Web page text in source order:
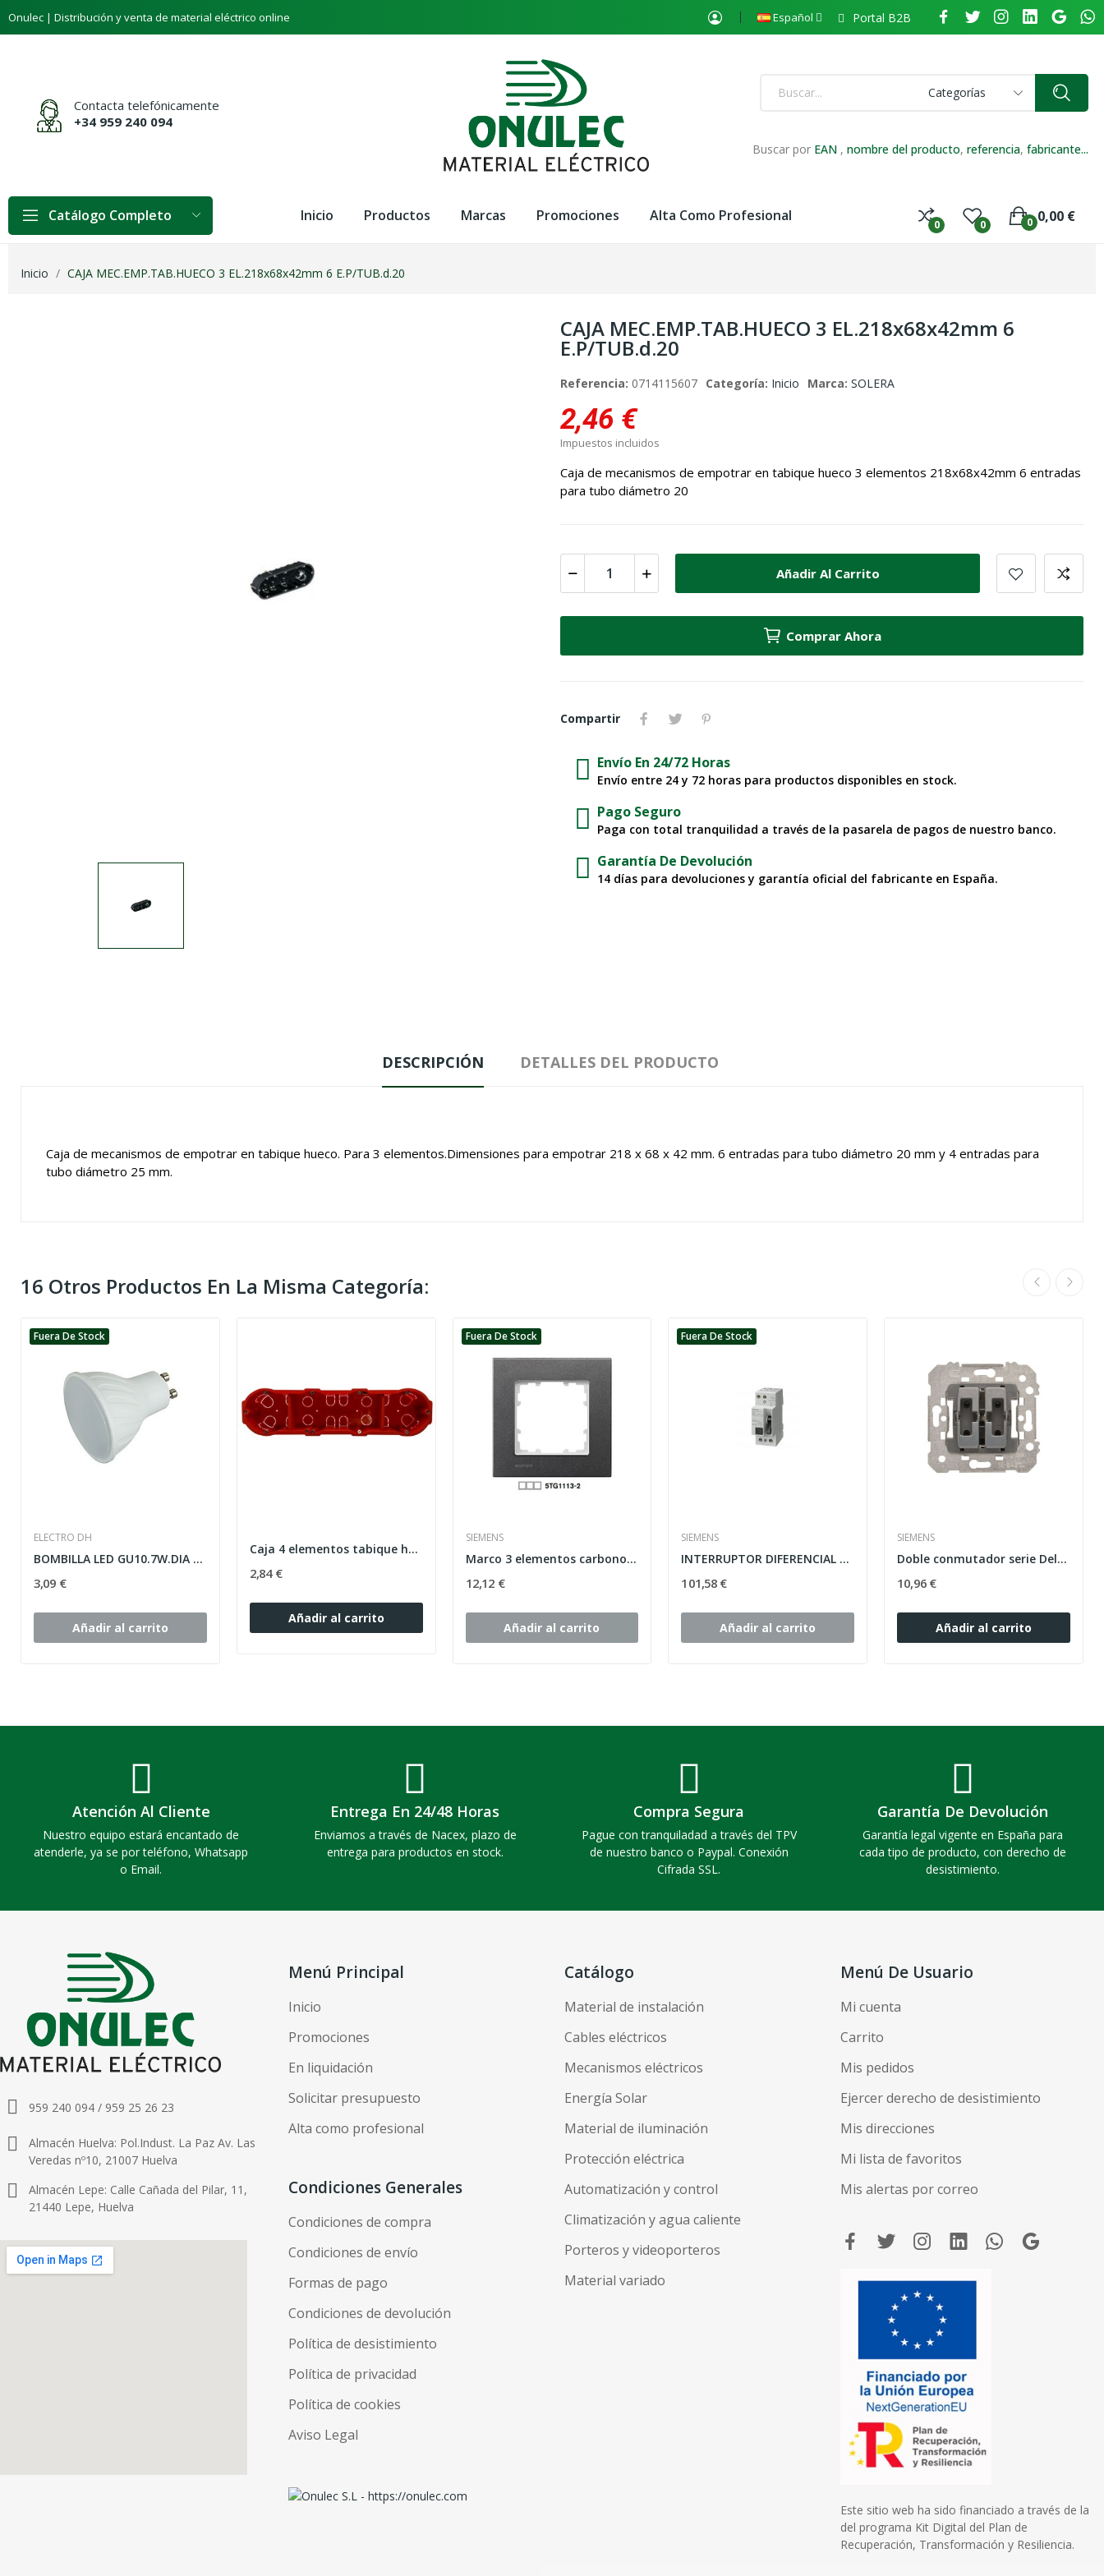
Onulec | Distribución y venta de material eléctrico online Español Portal B2B
Contacta telefónicamente
+34 959 240 094
Categorías
Buscar por EAN ,nombre del producto,referencia,fabricante...
Catálogo Completo Inicio Productos Marcas Promociones Alta Como Profesional
0 0 0,00 €
0
Inicio CAJA MEC.EMP.TAB.HUECO 3 EL.218x68x42mm 6 E.P/TUB.d.20
CAJA MEC.EMP.TAB.HUECO 3 EL.218x68x42mm 6
E.P/TUB.d.20
Referencia: 0714115607 Categoría: Inicio Marca: SOLERA
2,46 €
Impuestos incluidos
Caja de mecanismos de empotrar en tabique hueco 3 elementos 218x68x42mm 6 entradas
para tubo diámetro 20
Añadir Al Carrito
Comprar Ahora
Compartir
Envío En 24/72 Horas
Envío entre 24 y 72 horas para productos disponibles en stock.
Pago Seguro
Paga con total tranquilidad a través de la pasarela de pagos de nuestro banco.
Garantía De Devolución
14 días para devoluciones y garantía oficial del fabricante en España.
DESCRIPCIÓN DETALLES DEL PRODUCTO
Caja de mecanismos de empotrar en tabique hueco. Para 3 elementos.Dimensiones para empotrar 218 x 68 x 42 mm. 6 entradas para tubo diámetro 20 mm y 4 entradas para
tubo diámetro 25 mm.
16 Otros Productos En La Misma Categoría:
Fuera De Stock
ELECTRO DH
BOMBILLA LED GU10.7W.DIA (6500K).120º
3,09 €
Añadir al carrito
Caja 4 elementos tabique hueco 2344 BJC
2,84 €
Añadir al carrito
Fuera De Stock
SIEMENS
Marco 3 elementos carbono metalizado Siemens...
12,12 €
Añadir al carrito
Fuera De Stock
SIEMENS
INTERRUPTOR DIFERENCIAL 25A 30MA CLASE-AC 2...
101,58 €
Añadir al carrito
SIEMENS
Doble conmutador serie Delta Style en blanco...
10,96 €
Añadir al carrito
Atención Al Cliente
Nuestro equipo estará encantado de
atenderle, ya se por teléfono, Whatsapp
o Email.
Entrega En 24/48 Horas
Enviamos a través de Nacex, plazo de
entrega para productos en stock.
Compra Segura
Pague con tranquiladad a través del TPV
de nuestro banco o Paypal. Conexión
Cifrada SSL.
Garantía De Devolución
Garantía legal vigente en España para
cada tipo de producto, con derecho de
desistimiento.
959 240 094 / 959 25 26 23
Almacén Huelva: Pol.Indust. La Paz Av. Las
Veredas nº10, 21007 Huelva
Almacén Lepe: Calle Cañada del Pilar, 11,
21440 Lepe, Huelva
Menú Principal
Inicio
Promociones
En liquidación
Solicitar presupuesto
Alta como profesional
Condiciones Generales
Condiciones de compra
Condiciones de envío
Formas de pago
Condiciones de devolución
Política de desistimiento
Política de privacidad
Política de cookies
Aviso Legal
Catálogo
Material de instalación
Cables eléctricos
Mecanismos eléctricos
Energía Solar
Material de iluminación
Protección eléctrica
Automatización y control
Climatización y agua caliente
Porteros y videoporteros
Material variado
Menú De Usuario
Mi cuenta
Carrito
Mis pedidos
Ejercer derecho de desistimiento
Mis direcciones
Mi lista de favoritos
Mis alertas por correo
Este sitio web ha sido financiado a través de la
del programa Kit Digital del Plan de
Recuperación, Transformación y Resiliencia.